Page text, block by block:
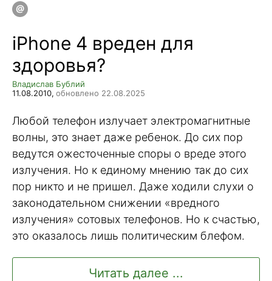
iPhone 4 вреден для
здоровья?
Владислав Бублий
11.08.2010, обновлено 22.08.2025
Любой телефон излучает электромагнитные
волны, это знает даже ребенок. До сих пор
ведутся ожесточенные споры о вреде этого
излучения. Но к единому мнению так до сих
пор никто и не пришел. Даже ходили слухи о
законодательном снижении «вредного
излучения» сотовых телефонов. Но к счастью,
это оказалось лишь политическим блефом.
Читать далее ...